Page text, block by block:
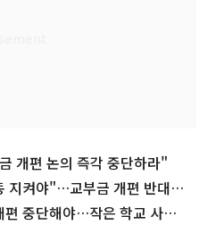
개편 논의 즉각 중단하라"
지켜야"…교부금 개편 반대
중단해야…작은 학교 사라